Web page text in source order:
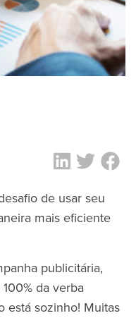
de usar seu
mais eficiente
publicitária,
da verba
está sozinho! Muitas